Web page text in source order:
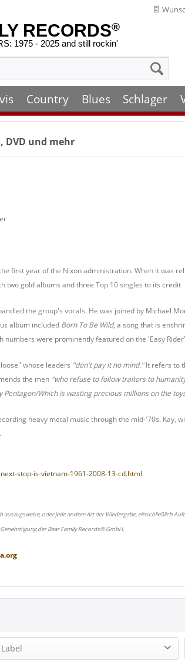
RECORDS®
1975 - 2025 and still rockin'
Country Blues Schlager
DVD und mehr
first year of the Nixon administration. When it was
two gold albums and three Top 10 singles to its credit
the group's vocals. He was joined by Michael
album included Born To Be Wild, a song that is
numbers were prominently featured on the 'Easy
whose leaders "don't pay it no mind."It refers to
the men "who refuse to follow traitors to
Which is wasting precious millions on the
heavy metal music through the mid-'70s. Kay,
stop-is-vietnam-1961-2008-13-cd.html
oder jede andere Art der Wiedergabe, einschließlich
der Bear Family Records® GmbH.
Label